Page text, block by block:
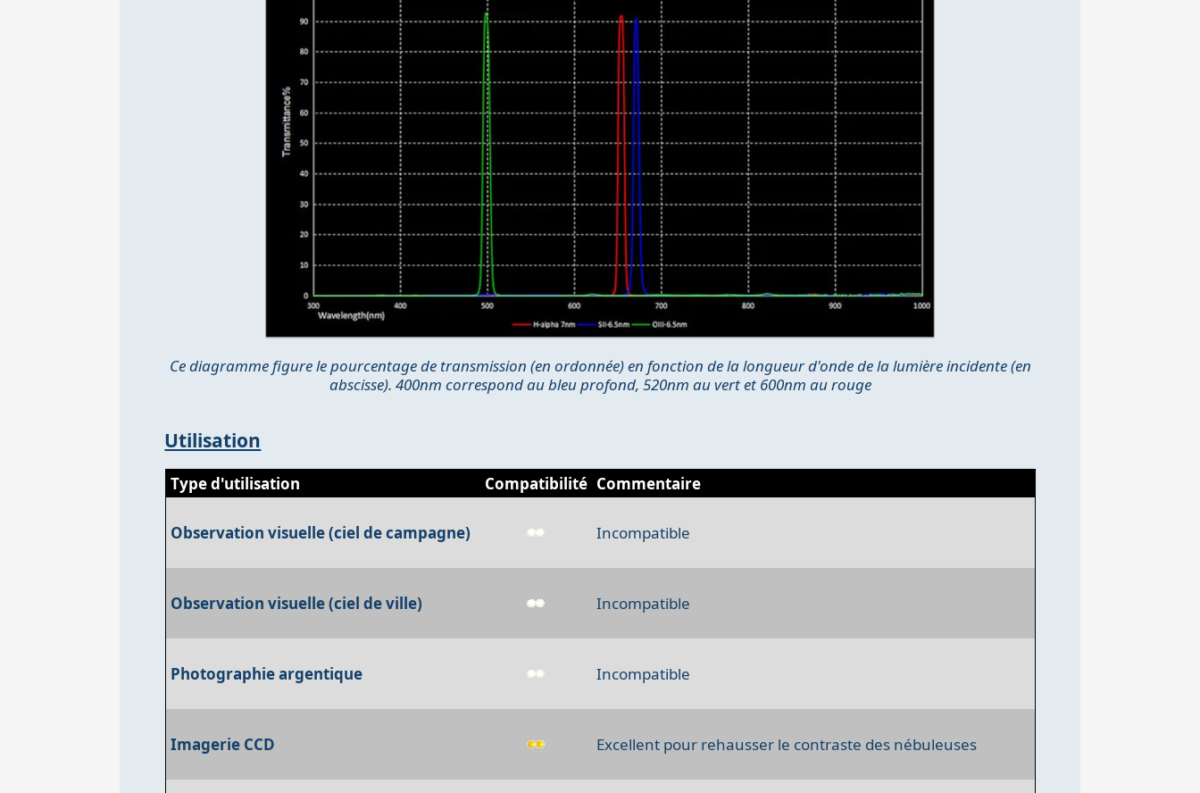
Ce diagramme figure le pourcentage de transmission (en ordonnée) en fonction de la longueur d'onde de la lumière incidente (en
abscisse). 400nm correspond au bleu profond, 520nm au vert et 600nm au rouge
Utilisation
Type d'utilisation Compatibilité Commentaire
Observation visuelle (ciel de campagne) Incompatible
Observation visuelle (ciel de ville) Incompatible
Photographie argentique Incompatible
Imagerie CCD Excellent pour rehausser le contraste des nébuleuses